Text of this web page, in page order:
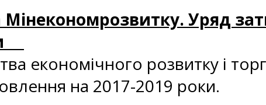
Мінекономрозвитку. Уряд
економічного розвитку і
на 2017-2019 роки.